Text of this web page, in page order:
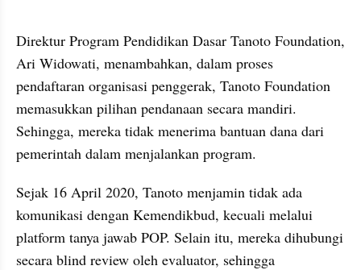
Direktur Program Pendidikan Dasar Tanoto Foundation,
Ari Widowati, menambahkan, dalam proses
pendaftaran organisasi penggerak, Tanoto Foundation
memasukkan pilihan pendanaan secara mandiri.
Sehingga, mereka tidak menerima bantuan dana dari
pemerintah dalam menjalankan program.
Sejak 16 April 2020, Tanoto menjamin tidak ada
komunikasi dengan Kemendikbud, kecuali melalui
platform tanya jawab POP. Selain itu, mereka dihubungi
secara blind review oleh evaluator, sehingga